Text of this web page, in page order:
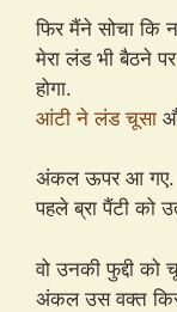
फिर मैंने सोचा कि
मेरा लंड भी बैठने
होगा.
आंटी ने लंड चूसा
अंकल ऊपर आ गए.
पहले ब्रा पैंटी को
वो उनकी फुद्दी
अंकल उस वक्त